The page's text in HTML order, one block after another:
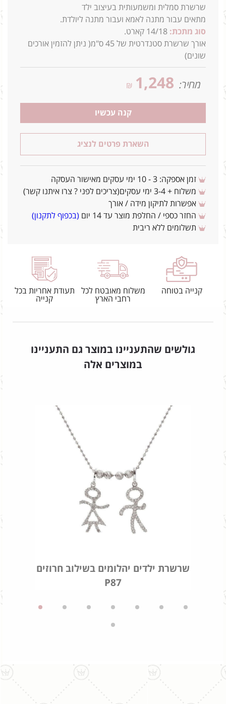
שרשרת סמלית ומשמעותית בעיצוב ילד
מתאים עבור מתנה לאמא ועבור מתנה ליולדת.
סוג מתכת: 14/18 קארט.
אורך שרשרת סטנדרטית של 45 ס"מ( ניתן להזמין אורכים
שונים)
מחיר: 1,248
₪
קנה עכשיו
השארת פרטים לנציג
זמן אספקה: 3 - 10 ימי עסקים מאישור העסקה
משלוח + 3-4 ימי עסקים(צריכים לפני ? צרו איתנו קשר)
אפשרות לתיקון מידה / אורך
החזר כספי / החלפת מוצר עד 14 יום
(בכפוף לתקנון)
תשלומים ללא ריבית
קנייה בטוחה
משלוח מאובטח לכל
רחבי הארץ
תעודת אחריות בכל
קנייה
גולשים שהתעניינו במוצר גם התעניינו
במוצרים אלה
שרשרת ילדים יהלומים בשילוב חרוזים
P87